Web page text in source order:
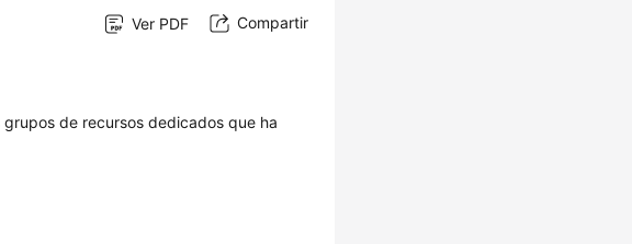
Ver PDF Compartir
de recursos dedicados que ha